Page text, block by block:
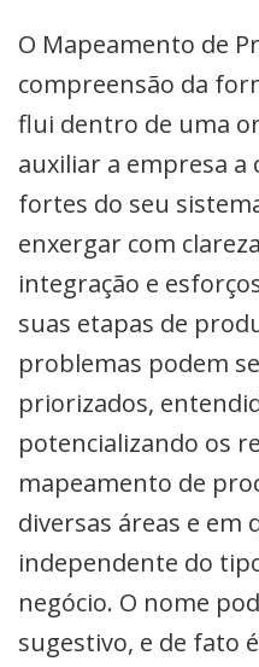
O Mapeamento de
compreensão da
flui dentro de uma
auxiliar a empresa
fortes do seu
enxergar com
integração e
suas etapas de
problemas podem
priorizados,
potencializando os
mapeamento de
diversas áreas e em
independente do
negócio. O nome
sugestivo, e de fato